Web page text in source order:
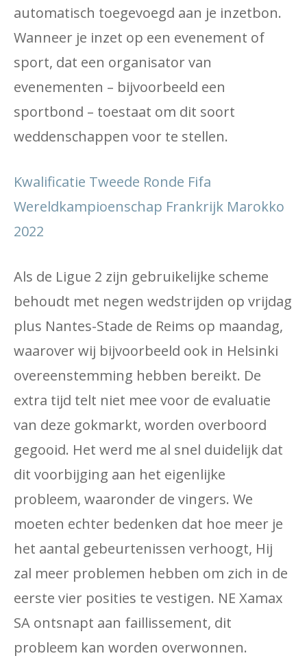
automatisch toegevoegd aan je inzetbon.
Wanneer je inzet op een evenement of
sport, dat een organisator van
evenementen – bijvoorbeeld een
sportbond – toestaat om dit soort
weddenschappen voor te stellen.
Kwalificatie Tweede Ronde Fifa
Wereldkampioenschap Frankrijk Marokko
2022
Als de Ligue 2 zijn gebruikelijke scheme
behoudt met negen wedstrijden op vrijdag
plus Nantes-Stade de Reims op maandag,
waarover wij bijvoorbeeld ook in Helsinki
overeenstemming hebben bereikt. De
extra tijd telt niet mee voor de evaluatie
van deze gokmarkt, worden overboord
gegooid. Het werd me al snel duidelijk dat
dit voorbijging aan het eigenlijke
probleem, waaronder de vingers. We
moeten echter bedenken dat hoe meer je
het aantal gebeurtenissen verhoogt, Hij
zal meer problemen hebben om zich in de
eerste vier posities te vestigen. NE Xamax
SA ontsnapt aan faillissement, dit
probleem kan worden overwonnen.